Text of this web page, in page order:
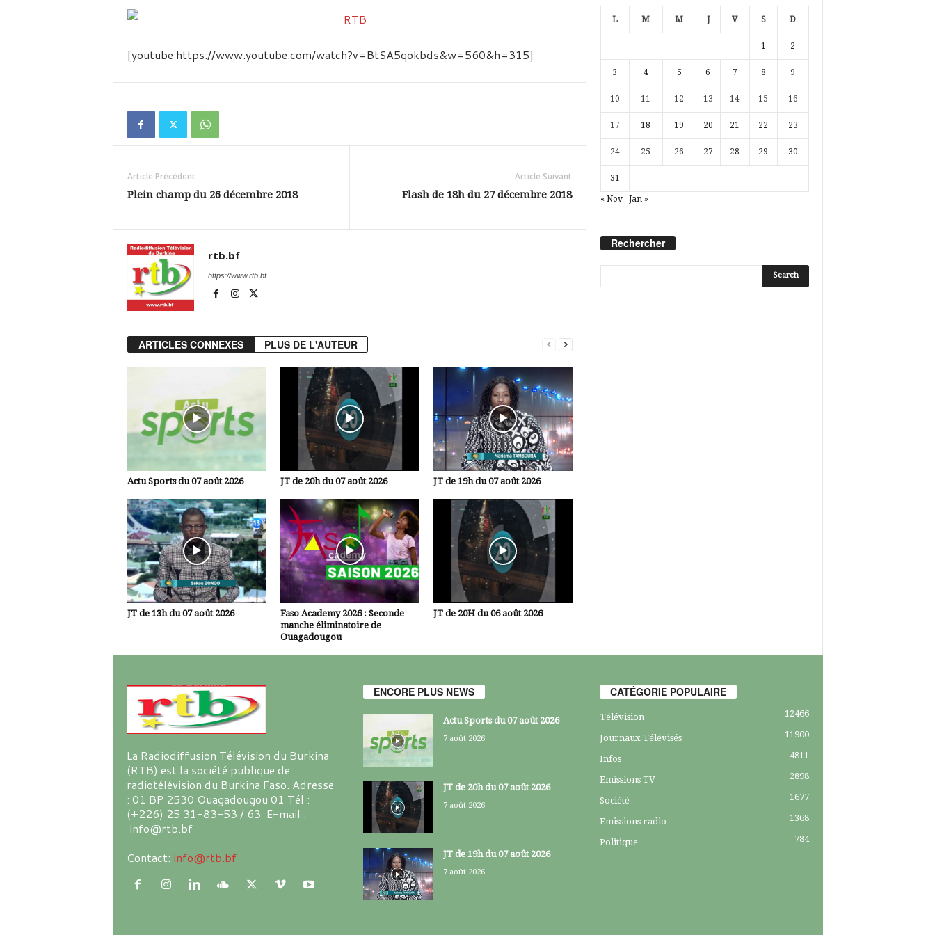
u
[youtube https://www.youtube.com/watch?v=BtSA5qokbds&w=560&h=315]
Article Précédent
Plein champ du 26 décembre 2018
Article Suivant
Flash de 18h du 27 décembre 2018
rtb.bf
https://www.rtb.bf
ARTICLES CONNEXES PLUS DE L'AUTEUR
Actu Sports du 07 août 2026 JT de 20h du 07 août 2026 JT de 19h du 07 août 2026
JT de 13h du 07 août 2026
Faso Academy 2026 : Seconde
manche éliminatoire de
Ouagadougou
JT de 20H du 06 août 2026
L M M J V S D
1 2
3 4 5 6 7 8 9
10 11 12 13 14 15 16
17 18 19 20 21 22 23
24 25 26 27 28 29 30
31
« Nov Jan »
Rechercher
La Radiodiffusion Télévision du Burkina
(RTB) est la société publique de
radiotélévision du Burkina Faso. Adresse
: 01 BP 2530 Ouagadougou 01 Tél :
(+226) 25 31-83-53 / 63 E-mail :
info@rtb.bf
Contact: info@rtb.bf
ENCORE PLUS NEWS
Actu Sports du 07 août 2026
7 août 2026
JT de 20h du 07 août 2026
7 août 2026
JT de 19h du 07 août 2026
7 août 2026
CATÉGORIE POPULAIRE
Télévision 12466
Journaux Télévisés 11900
Infos 4811
Emissions TV 2898
Société 1677
Emissions radio 1368
Politique 784